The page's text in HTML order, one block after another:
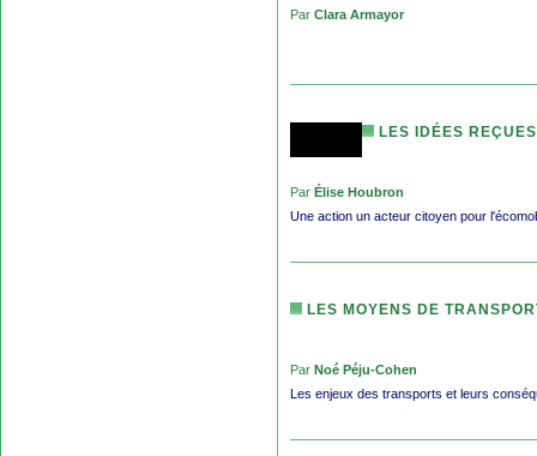
Par Clara Armayor
LES IDÉES
Par Élise Houbron
Une action un acteur citoyen pour
LES MOYENS DE
Par Noé Péju-Cohen
Les enjeux des transports et leurs